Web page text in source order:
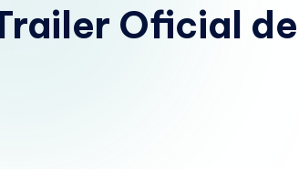
m
Oficial de